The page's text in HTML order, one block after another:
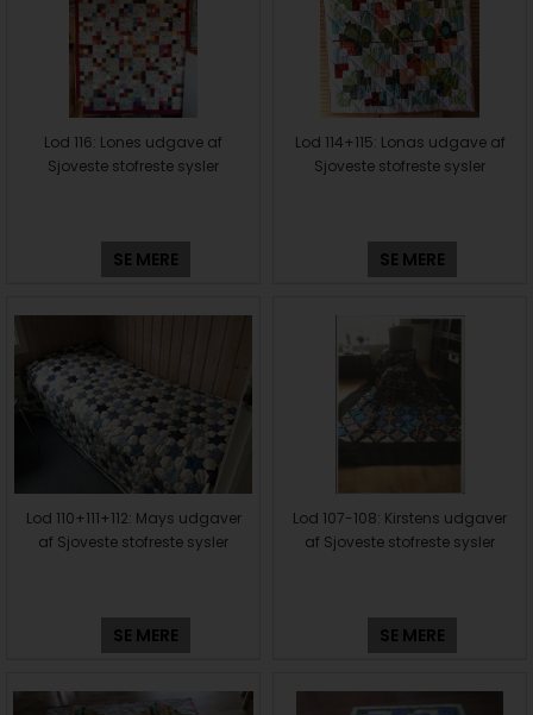
Lod 116: Lones udgave af
Sjoveste stofreste sysler
SE MERE
Lod 114+115: Lonas udgave af
Sjoveste stofreste sysler
SE MERE
Lod 110+111+112: Mays udgaver
af Sjoveste stofreste sysler
SE MERE
Lod 107-108: Kirstens udgaver
af Sjoveste stofreste sysler
SE MERE